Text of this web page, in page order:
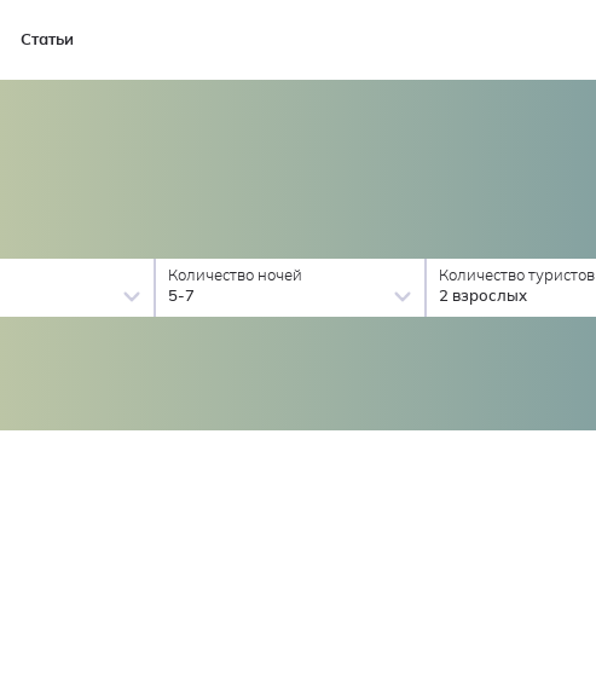
Статьи
Количество ночей
5-7
Количество туристов
2 взрослых